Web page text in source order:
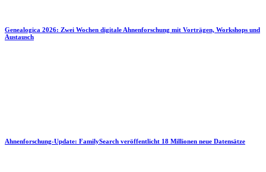
Genealogica 2026: Zwei Wochen digitale Ahnenforschung mit Vorträgen, Workshops und
Austausch
Ahnenforschung-Update: FamilySearch veröffentlicht 18 Millionen neue Datensätze